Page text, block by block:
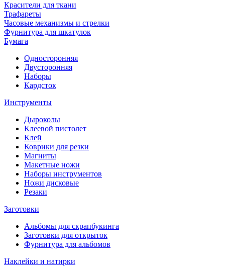
Красители для ткани
Трафареты
Часовые механизмы и стрелки
Фурнитура для шкатулок
Бумага
Односторонняя
Двусторонняя
Наборы
Кардсток
Инструменты
Дыроколы
Клеевой пистолет
Клей
Коврики для резки
Магниты
Макетные ножи
Наборы инструментов
Ножи дисковые
Резаки
Заготовки
Альбомы для скрапбукинга
Заготовки для открыток
Фурнитура для альбомов
Наклейки и натирки